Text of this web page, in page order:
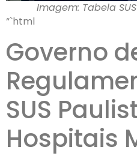
Imagem: Tabela
“`html
Governo
SUS
Hospitais